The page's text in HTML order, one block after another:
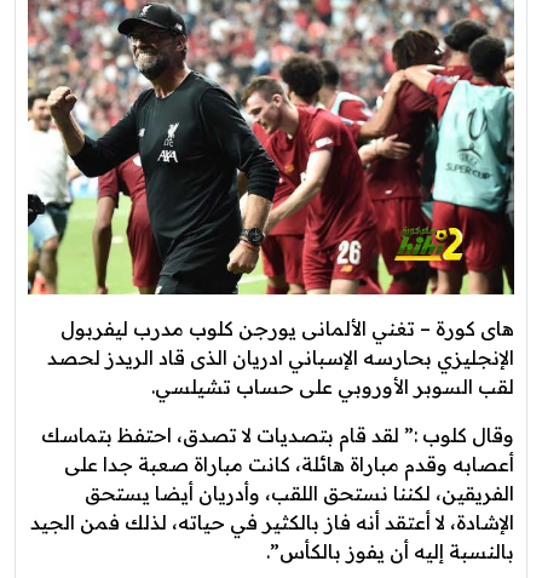
هاى كورة – تغني الألمانى يورجن كلوب مدرب ليفربول
الإنجليزي بحارسه الإسباني ادريان الذى قاد الريدز لحصد
لقب السوبر الأوروبي على حساب تشيلسي.
وقال كلوب :” لقد قام بتصديات لا تصدق، احتفظ بتماسك
أعصابه وقدم مباراة هائلة، كانت مباراة صعبة جدا على
الفريقين، لكننا نستحق اللقب، وأدريان أيضا يستحق
الإشادة، لا أعتقد أنه فاز بالكثير في حياته، لذلك فمن الجيد
بالنسبة إليه أن يفوز بالكأس”.